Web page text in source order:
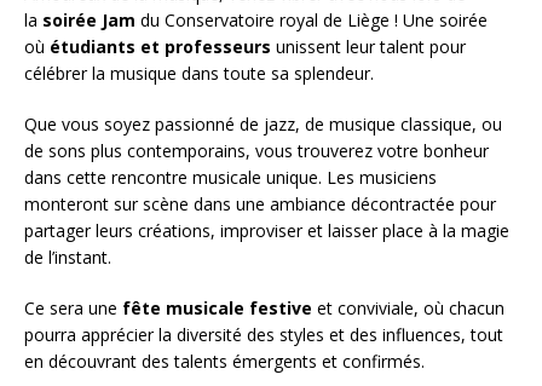
la soirée Jam du Conservatoire royal de Liège ! Une soirée
où étudiants et professeurs unissent leur talent pour
célébrer la musique dans toute sa splendeur.
Que vous soyez passionné de jazz, de musique classique, ou
de sons plus contemporains, vous trouverez votre bonheur
dans cette rencontre musicale unique. Les musiciens
monteront sur scène dans une ambiance décontractée pour
partager leurs créations, improviser et laisser place à la magie
de l’instant.
Ce sera une fête musicale festive et conviviale, où chacun
pourra apprécier la diversité des styles et des influences, tout
en découvrant des talents émergents et confirmés.